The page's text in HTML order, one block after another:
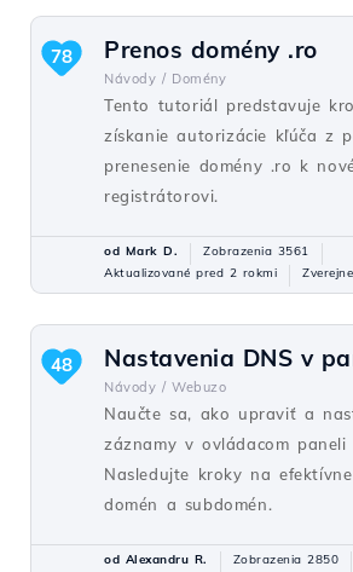
Prenos domény .ro
Návody / Domény
Tento tutoriál predstavuje
získanie autorizácie kľúča z
prenesenie domény .ro k
registrátorovi.
78
od Mark D.
Zobrazenia 3561
Aktualizované pred 2 rokmi
Nastavenia DNS v
Návody / Webuzo
Naučte sa, ako upraviť a
záznamy v ovládacom paneli
Nasledujte kroky na
domén a subdomén.
48
od Alexandru R.
Zobrazenia 2850